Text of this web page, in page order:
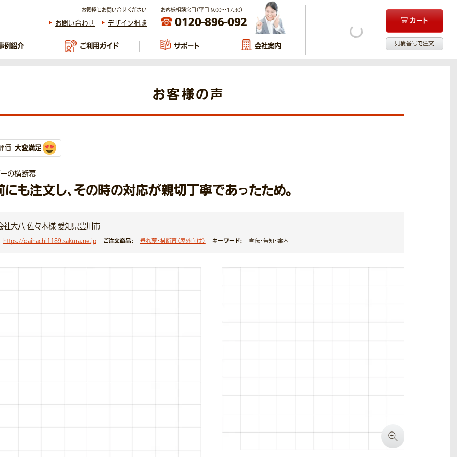
お気軽にお問い合せください
お問い合わせ デザイン相談
お客様相談窓口（平日 9:00～17:30）
0120-896-092 カート
見積番号で注文
例紹介 ご利用ガイド サポート 会社案内
お客様の声
価 大変満足
の横断幕
も注文し、その時の対応が親切丁寧であったため。
社大八 佐々木様 愛知県豊川市
https://daihachi1189.sakura.ne.jp ご注文商品： 垂れ幕・横断幕（屋外向け） キーワード： 宣伝・告知・案内